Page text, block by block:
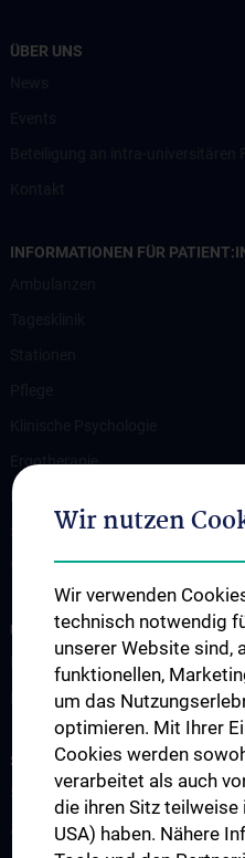
ÜBER UNS
INFORMATIONEN FÜR
Ergotherapie
Sozialarbeit
Weitere Angebote und
UNSERE ABTEILUNGEN
Klinische Abteilung für Allgemeine
Klinische Abteilung für
STUDIUM, AUS- UND
Studium
Aus- und Weiterbildung
Wir nutzen
Wir verwenden
technisch notwendig
unserer Website sind,
funktionellen,
um das
optimieren. Mit Ihrer
Cookies werden
verarbeitet als auch
die ihren Sitz teilweise
USA) haben. Nähere